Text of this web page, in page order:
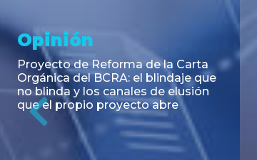
Noticia
RESOLUCIÓN 271/2026 de la
SECRETARIA DE COORDINACIÓN
DE PRODUCCIÓN: Actualización y
unificación de las advertencias
obligatorias en la publicidad de
juegos y apuestas en...
Previous